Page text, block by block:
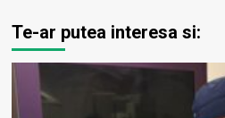
Te-ar putea interesa si: